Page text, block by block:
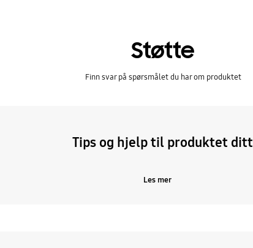
Støtte
Finn svar på spørsmålet du har om produktet
Tips og hjelp til produktet ditt
Les mer